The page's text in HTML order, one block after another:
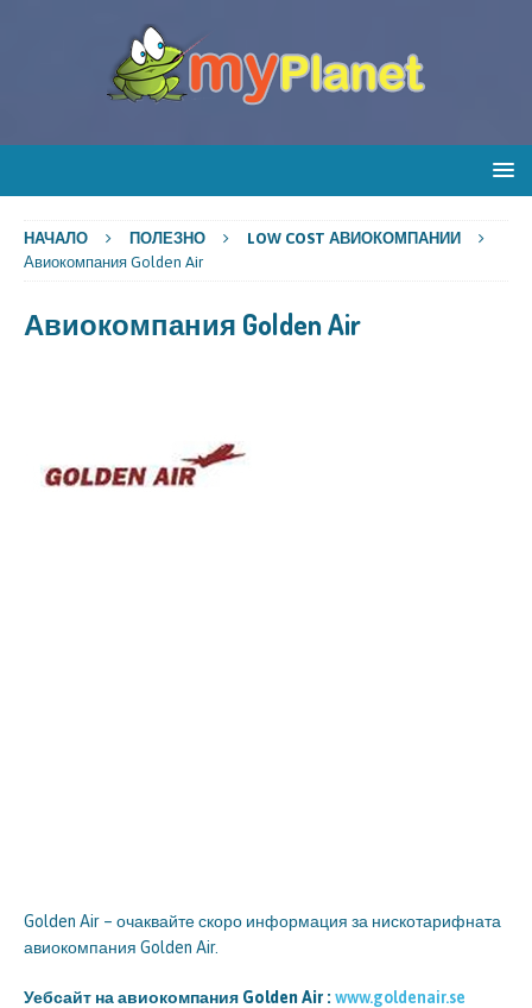
НАЧАЛО ПОЛЕЗНО
LOW COST АВИОКОМПАНИИ
Авиокомпания Golden Air
Авиокомпания Golden Air
Golden Air – очаквайте скоро информация за нискотарифната
авиокомпания Golden Air.
Уебсайт на авиокомпания Golden Air : www.goldenair.se